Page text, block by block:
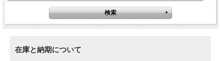
在庫と納期について